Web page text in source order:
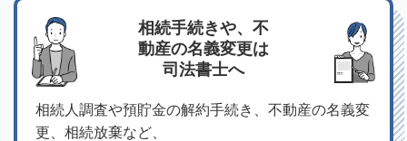
相続手続きや、不
動産の名義変更は
司法書士へ
相続人調査や預貯金の解約手続き、不動産の名義変
更、相続放棄など、